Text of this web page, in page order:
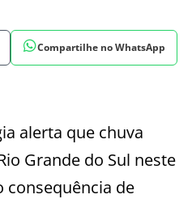
Compartilhe no WhatsApp
alerta que chuva
Grande do Sul neste
consequência de